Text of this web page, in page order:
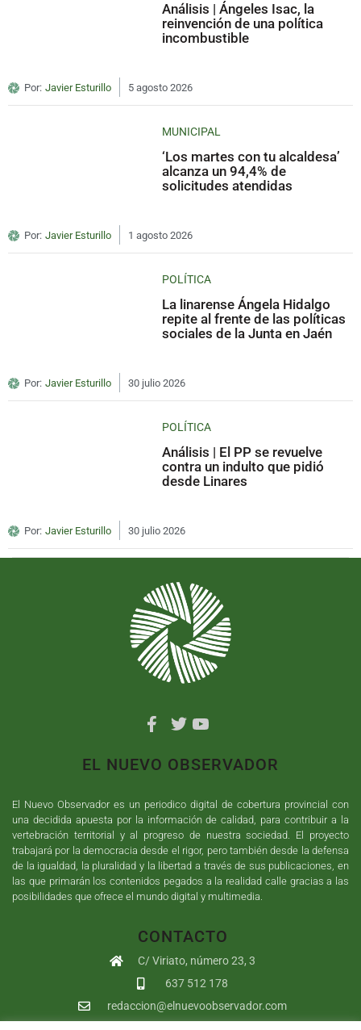
Análisis | Ángeles Isac, la
reinvención de una política
incombustible
Por: Javier Esturillo 5 agosto 2026
MUNICIPAL
‘Los martes con tu alcaldesa’
alcanza un 94,4% de
solicitudes atendidas
Por: Javier Esturillo 1 agosto 2026
POLÍTICA
La linarense Ángela Hidalgo
repite al frente de las políticas
sociales de la Junta en Jaén
Por: Javier Esturillo 30 julio 2026
POLÍTICA
Análisis | El PP se revuelve
contra un indulto que pidió
desde Linares
Por: Javier Esturillo 30 julio 2026
EL NUEVO OBSERVADOR
El Nuevo Observador es un periodico digital de cobertura provincial con
una decidida apuesta por la información de calidad, para contribuir a la
vertebración territorial y al progreso de nuestra sociedad. El proyecto
trabajará por la democracia desde el rigor, pero también desde la defensa
de la igualdad, la pluralidad y la libertad a través de sus publicaciones, en
las que primarán los contenidos pegados a la realidad calle gracias a las
posibilidades que ofrece el mundo digital y multimedia.
CONTACTO
C/ Viriato, número 23, 3
637 512 178
redaccion@elnuevoobservador.com